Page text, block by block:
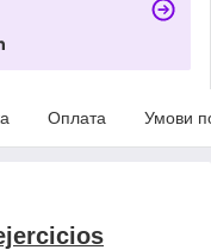
Оплата Умови